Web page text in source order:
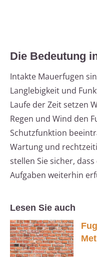
Die Bedeutung
Intakte Mauerfugen
Langlebigkeit und
Laufe der Zeit setzen
Regen und Wind den
Schutzfunktion
Wartung und
stellen Sie sicher,
Aufgaben weiterhin
Lesen Sie auch